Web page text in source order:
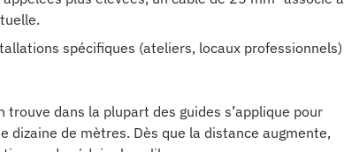
spécifiques (ateliers, locaux professionnels)
dans la plupart des guides s’applique pour
dizaine de mètres. Dès que la distance augmente,